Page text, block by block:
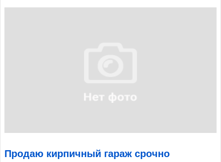
Продаю кирпичный гараж срочно